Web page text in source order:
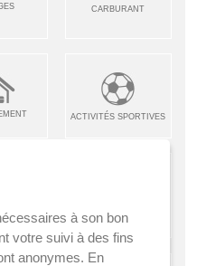
CARBURANT
ACTIVITÉS SPORTIVES
CAFÉS ENFANCE JEUNESSE
à son bon
votre suivi à des fins
anonymes. En